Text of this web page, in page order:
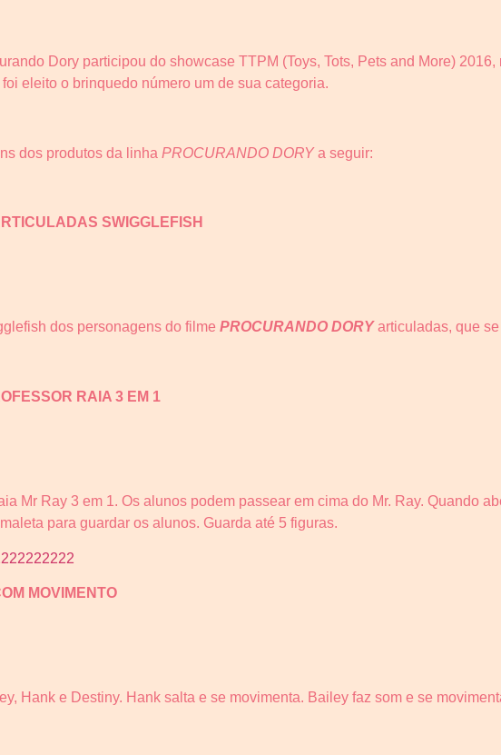
Dory participou do showcase TTPM (Toys, Tots, Pets and More)
foi eleito o brinquedo número um de sua categoria.
dos produtos da linha PROCURANDO DORYa seguir:
SWIGGLEFISH
dos personagens do filme PROCURANDO DORY articuladas, que
RAIA 3 EM 1
Mr Ray 3 em 1. Os alunos podem passear em cima do Mr. Ray. Quando
para guardar os alunos. Guarda até 5 figuras.
MOVIMENTO
Hank e Destiny. Hank salta e se movimenta. Bailey faz som e se